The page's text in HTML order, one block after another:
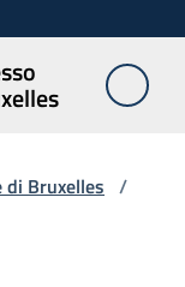
di Bruxelles /